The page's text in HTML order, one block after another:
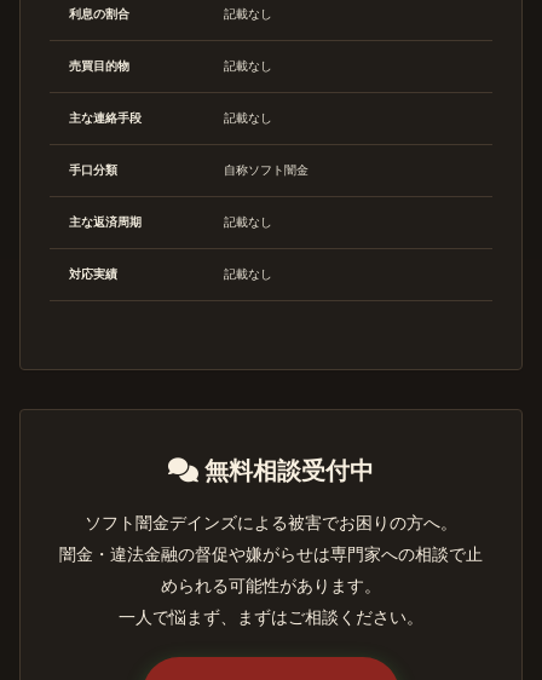
利息の割合 記載なし
売買目的物 記載なし
主な連絡手段 記載なし
手口分類 自称ソフト闇金
主な返済周期 記載なし
対応実績 記載なし
無料相談受付中
ソフト闇金デインズによる被害でお困りの方へ。
闇金・違法金融の督促や嫌がらせは専門家への相談で止
められる可能性があります。
一人で悩まず、まずはご相談ください。